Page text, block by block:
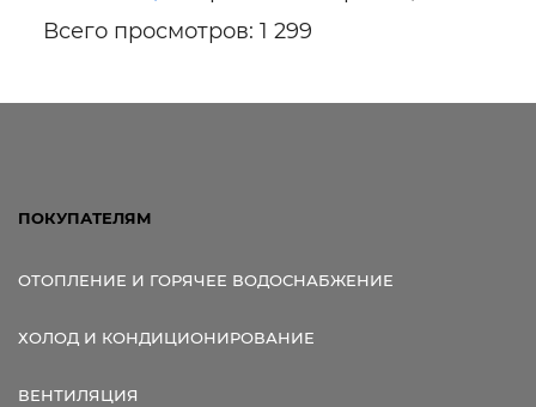
Всего просмотров: 1 299
ПОКУПАТЕЛЯМ
ОТОПЛЕНИЕ И ГОРЯЧЕЕ ВОДОСНАБЖЕНИЕ
ХОЛОД И КОНДИЦИОНИРОВАНИЕ
ВЕНТИЛЯЦИЯ